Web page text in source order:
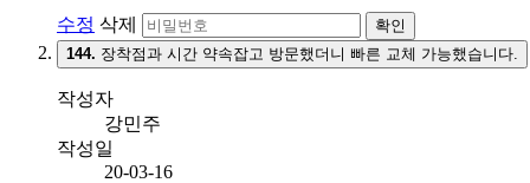
수정 삭제
확인
144. 장착점과 시간 약속잡고 방문했더니 빠른 교체 가능했습니다.
작성자
강민주
작성일
20-03-16